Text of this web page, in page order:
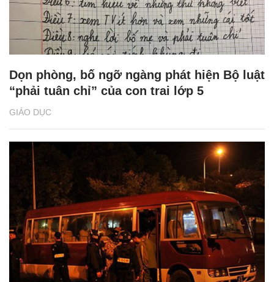
GIÁO DỤC
Dọn phòng, bố ngỡ ngàng phát hiện Bộ luật
“phải tuân chỉ” của con trai lớp 5